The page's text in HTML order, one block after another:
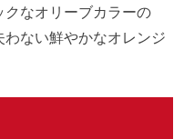
なオリーブカラーの
ない鮮やかなオレンジ